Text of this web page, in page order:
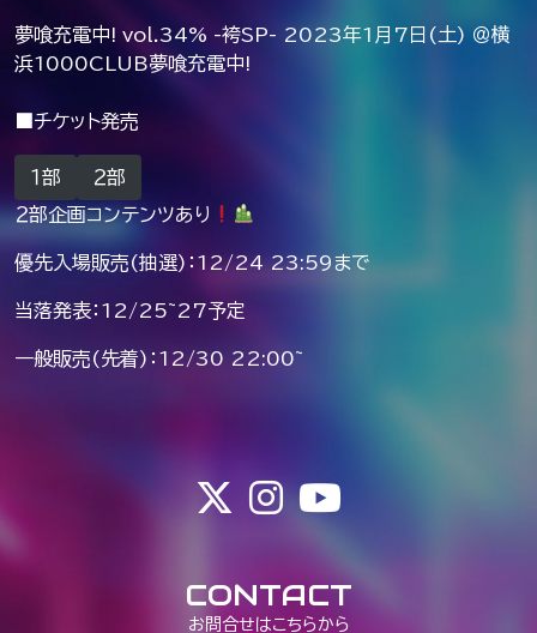
夢喰充電中! vol.34% -袴SP- 2023年1月7日(土) ＠横
浜1000CLUB夢喰充電中!
■チケット発売
１部
２部
２部企画コンテンツあり
優先入場販売(抽選)：12/24 23:59まで
当落発表：12/25~27予定
一般販売(先着)：12/30 22:00~
CONTACT
お問合せはこちらから